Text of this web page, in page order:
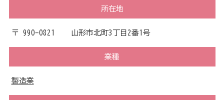
所在地
〒 990-0821 山形市北町3丁目2番1号
業種
製造業